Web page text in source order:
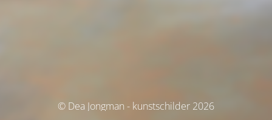
© Dea Jongman - kunstschilder 2026